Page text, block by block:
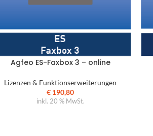
Agfeo ES-Faxbox 3 – online
Lizenzen & Funktionserweiterungen
€ 190,80
inkl. 20 % MwSt.